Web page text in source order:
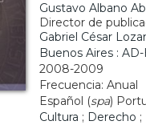
Gustavo Albano
Director de
Gabriel César
Buenos Aires :
2008-2009
Frecuencia: Anual
Español (spa)
Cultura ; Derecho ;